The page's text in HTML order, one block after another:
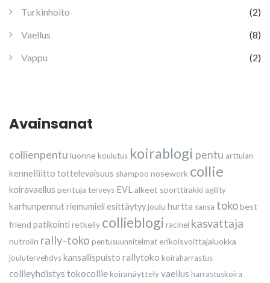
Turkinhoito
(2)
Vaellus
(8)
Vappu
(2)
Avainsanat
collienpentu luonnekoulutus koirablogi pentu arttulan
kennelliitto tottelevaisuus shampoo nosework collie
koiravaellus pentuja terveys EVL alkeet sporttirakki agility
karhunpennutriemumieli esittäytyyjoulu hurtta sansa tokobest
friend patikointiretkeily collieblogi racinel kasvattaja
nutrolin rally-toko pentusuunnitelmat erikoisvoittajaluokka
joulutervehdyskansallispuisto rallytoko koiraharrastus
collieyhdistys tokocolliekoiranäyttelyvaellus harrastuskoira